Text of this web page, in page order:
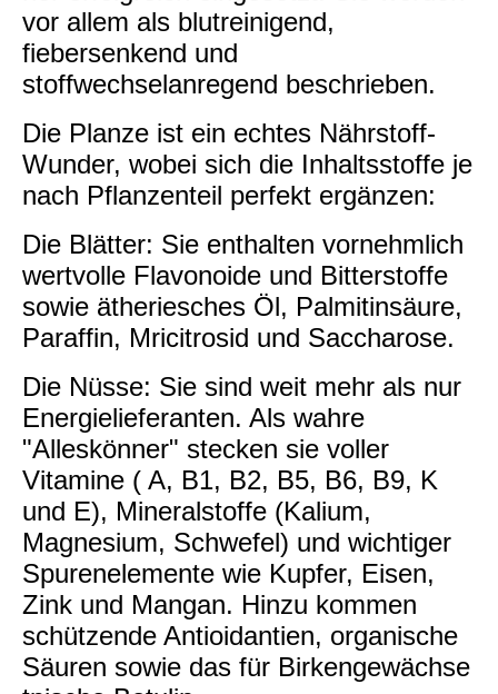
vor allem als blutreinigend,
fiebersenkend und
stoffwechselanregend beschrieben.
Die Planze ist ein echtes Nährstoff-
Wunder, wobei sich die Inhaltsstoffe je
nach Pflanzenteil perfekt ergänzen:
Die Blätter: Sie enthalten vornehmlich
wertvolle Flavonoide und Bitterstoffe
sowie ätheriesches Öl, Palmitinsäure,
Paraffin, Mricitrosid und Saccharose.
Die Nüsse: Sie sind weit mehr als nur
Energielieferanten. Als wahre
"Alleskönner" stecken sie voller
Vitamine ( A, B1, B2, B5, B6, B9, K
und E), Mineralstoffe (Kalium,
Magnesium, Schwefel) und wichtiger
Spurenelemente wie Kupfer, Eisen,
Zink und Mangan. Hinzu kommen
schützende Antioidantien, organische
Säuren sowie das für Birkengewächse